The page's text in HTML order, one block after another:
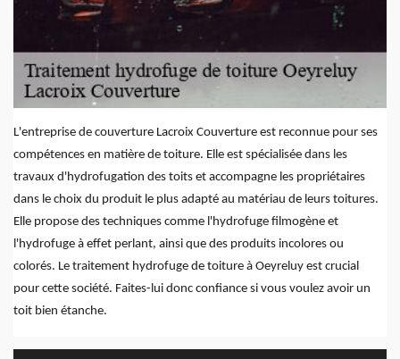
L'entreprise de couverture Lacroix Couverture est reconnue pour ses
compétences en matière de toiture. Elle est spécialisée dans les
travaux d'hydrofugation des toits et accompagne les propriétaires
dans le choix du produit le plus adapté au matériau de leurs toitures.
Elle propose des techniques comme l'hydrofuge filmogène et
l'hydrofuge à effet perlant, ainsi que des produits incolores ou
colorés. Le traitement hydrofuge de toiture à Oeyreluy est crucial
pour cette société. Faites-lui donc confiance si vous voulez avoir un
toit bien étanche.